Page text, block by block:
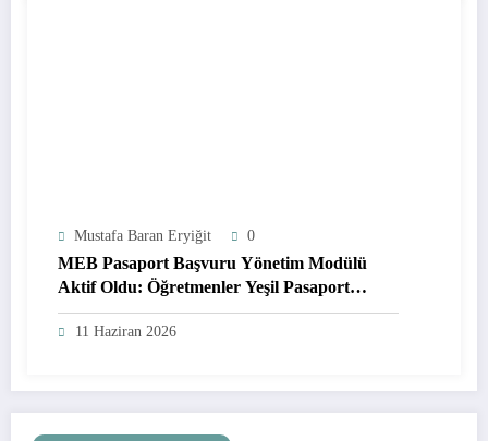
Mustafa Baran Eryiğit 0
MEB Pasaport Başvuru Yönetim Modülü
Aktif Oldu: Öğretmenler Yeşil Pasaport
Başvurularını Online Yapabilecek
11 Haziran 2026